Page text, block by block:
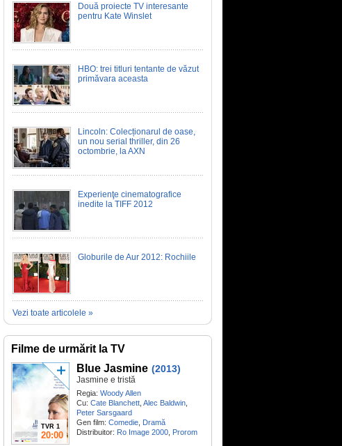
Două proiecte TV interesante
pentru Kate Winslet
HBO: trei titluri tentante de văzut
primăvara aceasta
Lincoln: Colecționarul de oase,
un nou serial thriller, din 26
octombrie, la AXN
Experienţe cinematografice
inedite la TIFF 2012
Globurile de Aur 2012: Rochiile
Vezi toate articolele »
Filme de urmărit la TV
TVR 1
20:00
Blue Jasmine (2013)
Jasmine e tristă
Regia: Woody Allen
Cu: Cate Blanchett Alec Baldwin
Peter Sarsgaard
Gen film: Comedie Dramă
Distribuitor: Ro Image 2000 Prorom